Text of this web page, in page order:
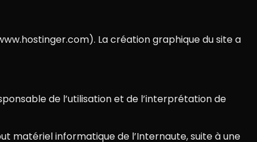
La création graphique du site a
de l’utilisation et de l’interprétation de
matériel informatique de l’Internaute, suite à une